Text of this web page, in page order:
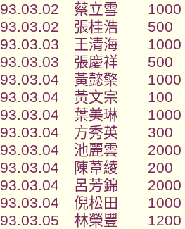
93.03.02 蔡立雪 1000
93.03.02 張桂浩 500
93.03.03 王清海 1000
93.03.03 張慶祥 500
93.03.04 黃懿檠 1000
93.03.04 黃文宗 100
93.03.04 葉美琳 1000
93.03.04 方秀英 300
93.03.04 池麗雲 2000
93.03.04 陳葦綾 200
93.03.04 呂芳錦 2000
93.03.04 倪松田 1000
93.03.05 林榮豐 1200